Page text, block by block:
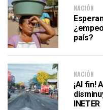
NACIÓN
país?
NACIÓN
¡Al fin!
INETER